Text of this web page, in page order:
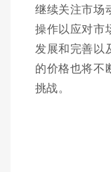
继续关注市场
操作以应对市
发展和完善以
的价格也将不
挑战。